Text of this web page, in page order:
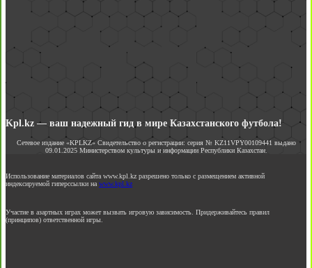
Kpl.kz — ваш надежный гид в мире Казахстанского футбола!
Сетевое издание «KPLKZ» Свидетельство о регистрации: серия № KZ11VPY00109441 выдано
09.01.2025 Министерством культуры и информации Республики Казахстан.
Использование материалов сайта www.kpl.kz разрешено только с размещением активной
индексируемой гиперссылки на www.kpl.kz
Участие в азартных играх может вызвать игровую зависимость. Придерживайтесь правил
(принципов) ответственной игры.